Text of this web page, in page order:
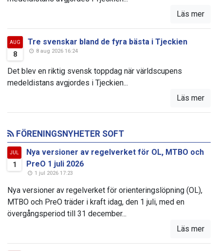
Läs mer
AUG
8
Tre svenskar bland de fyra bästa i Tjeckien
8 aug 2026 16:24
Det blev en riktig svensk toppdag när världscupens
medeldistans avgjordes i Tjeckien...
Läs mer
FÖRENINGSNYHETER SOFT
JUL
1
Nya versioner av regelverket för OL, MTBO och
PreO 1 juli 2026
1 jul 2026 17:23
Nya versioner av regelverket för orienteringslöpning (OL),
MTBO och PreO träder i kraft idag, den 1 juli, med en
övergångsperiod till 31 december...
Läs mer